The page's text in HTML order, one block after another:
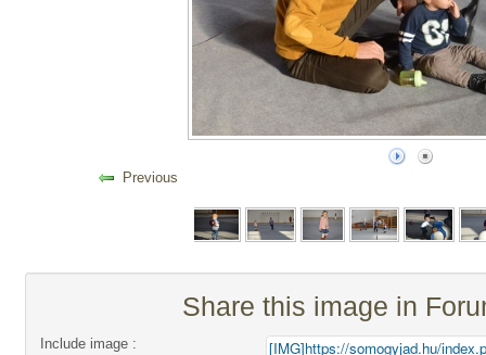
Previous
Share this image in
Include image :